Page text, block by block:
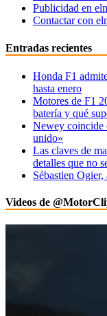
Publicidad en
Contactar con
Entradas recientes
Honda F1
hasta enero
Motores de F1
batería y qué
Newey coincide
unido»
Las claves de
detalles que no
Sébastien
Videos de